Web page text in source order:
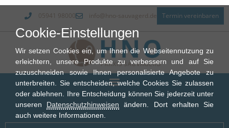
05941 98000 info@hno-sauvagerd.de Termin vereinbaren
Cookie-Einstellungen
Wir setzen Cookies ein, um Ihnen die Webseitennutzung zu
erleichtern, unsere Produkte zu verbessern und auf Sie
zuzuschneiden sowie Ihnen personalisierte Angebote zu
unterbreiten. Sie entscheiden, welche Cookies Sie zulassen
oder ablehnen. Ihre Entscheidung können Sie jederzeit unter
unseren Datenschutzhinweisen ändern. Dort erhalten Sie
auch weitere Informationen.